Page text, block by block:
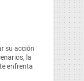
su acción
la
enfrenta